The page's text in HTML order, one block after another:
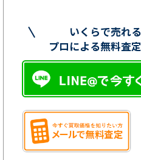
いくらで売れ
プロによる無料査